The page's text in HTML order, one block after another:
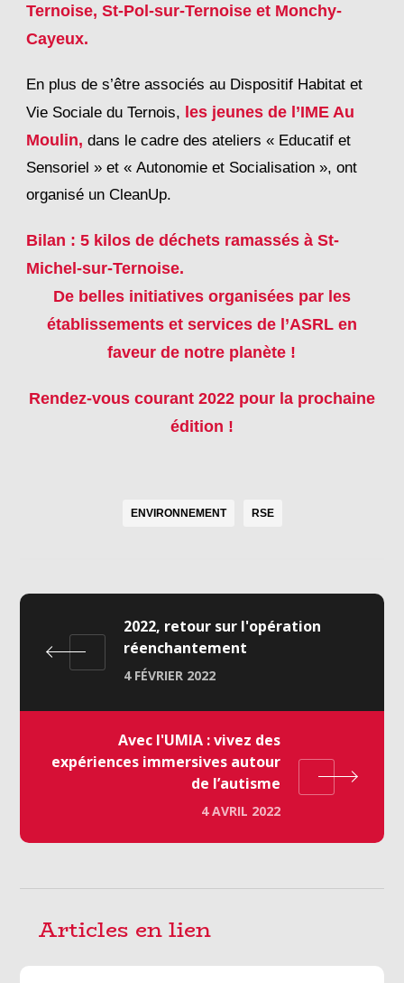
Ternoise, St-Pol-sur-Ternoise et Monchy-
Cayeux.
En plus de s’être associés au Dispositif Habitat et
Vie Sociale du Ternois, les jeunes de l’IME Au
Moulin, dans le cadre des ateliers « Educatif et
Sensoriel » et « Autonomie et Socialisation », ont
organisé un CleanUp.
Bilan : 5 kilos de déchets ramassés à St-
Michel-sur-Ternoise.
De belles initiatives organisées par les
établissements et services de l’ASRL en
faveur de notre planète !
Rendez-vous courant 2022 pour la prochaine
édition !
ENVIRONNEMENT RSE
2022, retour sur l'opération
réenchantement
4 FÉVRIER 2022
Avec l'UMIA : vivez des
expériences immersives autour
de l’autisme
4 AVRIL 2022